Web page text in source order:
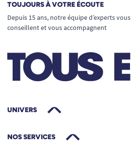
TOUJOURS À VOTRE ÉCOUTE
Depuis 15 ans, notre équipe d’experts vous
conseillent et vous accompagnent
UNIVERS
NOS SERVICES